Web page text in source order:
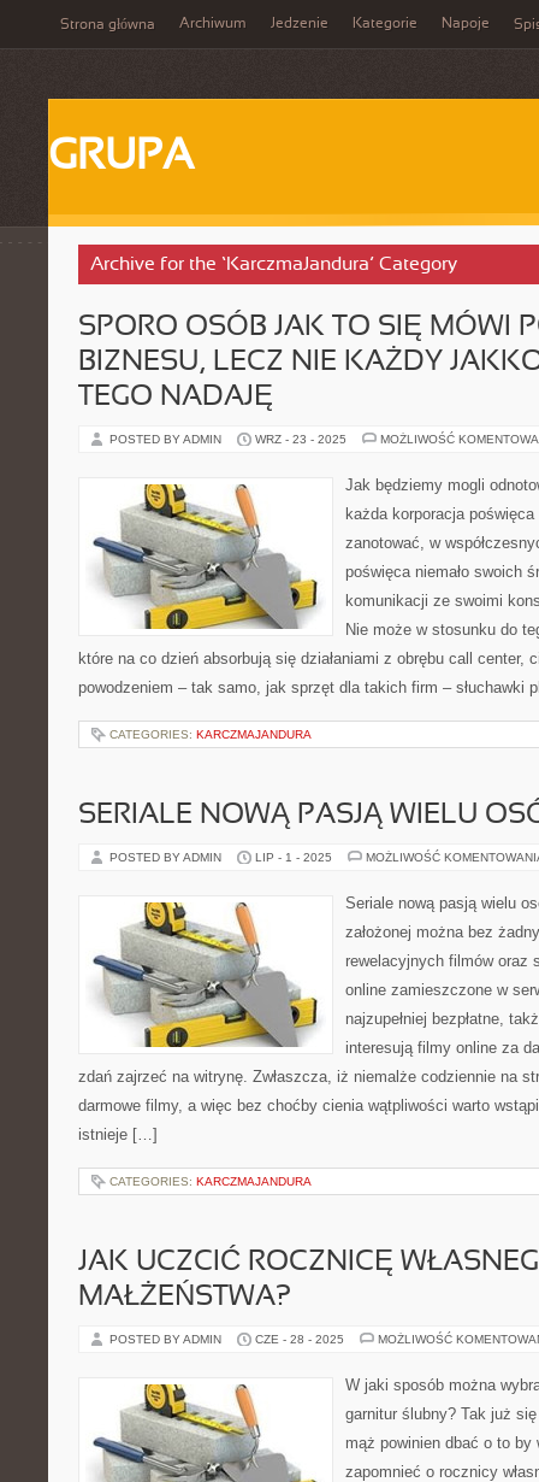
Strona główna Archiwum Jedzenie Kategorie Napoje
GRUPA
Archive for the ‘KarczmaJandura’ Category
SPORO OSÓB JAK TO SIĘ MÓWI
BIZNESU, LECZ NIE KAŻDY
TEGO NADAJĘ
POSTED BY ADMIN WRZ - 23 - 2025 MOŻLIWOŚĆ
Jak będziemy mogli
każda korporacja
zanotować, w
poświęca niemało swoich
komunikacji ze swoimi
Nie może w stosunku do
które na co dzień absorbują się działaniami z obrębu call center,
powodzeniem – tak samo, jak sprzęt dla takich firm – słuchawki
CATEGORIES: KARCZMAJANDURA
SERIALE NOWĄ PASJĄ WIELU
POSTED BY ADMIN LIP - 1 - 2025 MOŻLIWOŚĆ
Seriale nową pasją wielu
założonej można bez
rewelacyjnych filmów oraz
online zamieszczone w
najzupełniej bezpłatne,
interesują filmy online za
zdań zajrzeć na witrynę. Zwłaszcza, iż niemalże codziennie na
darmowe filmy, a więc bez choćby cienia wątpliwości warto
istnieje […]
CATEGORIES: KARCZMAJANDURA
JAK UCZCIĆ ROCZNICĘ
MAŁŻEŃSTWA?
POSTED BY ADMIN CZE - 28 - 2025 MOŻLIWOŚĆ
W jaki sposób można
garnitur ślubny? Tak już
mąż powinien dbać o to by
zapomnieć o rocznicy